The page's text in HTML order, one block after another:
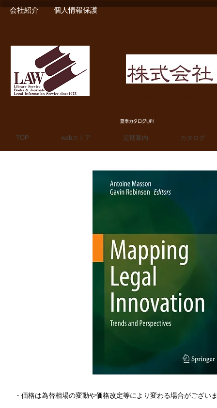
会社紹介 個人情報保護
夏季カタログUP!
TOP webストア 定期案内 カタログ
・価格は為替相場の変動や価格改定等により変わる場合がござい